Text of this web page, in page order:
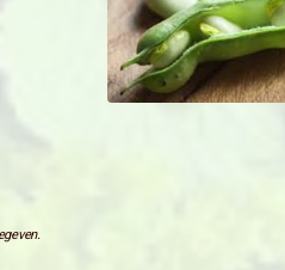
deze week (29)